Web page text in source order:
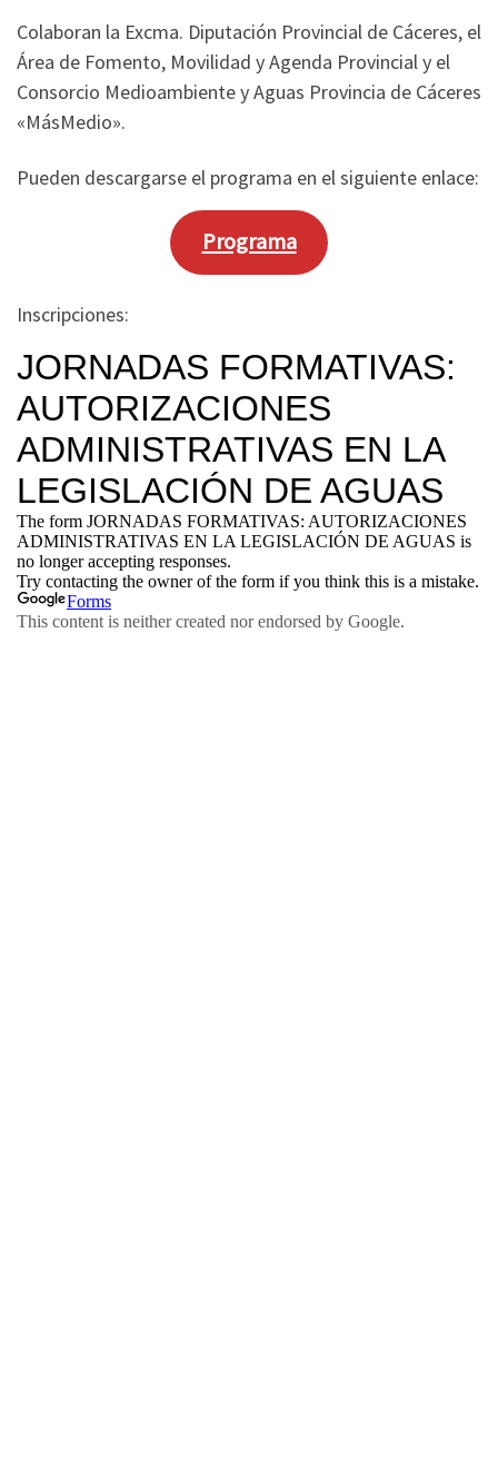
Colaboran la Excma. Diputación Provincial de Cáceres, el
Área de Fomento, Movilidad y Agenda Provincial y el
Consorcio Medioambiente y Aguas Provincia de Cáceres
«MásMedio».
Pueden descargarse el programa en el siguiente enlace:
Programa
Inscripciones: